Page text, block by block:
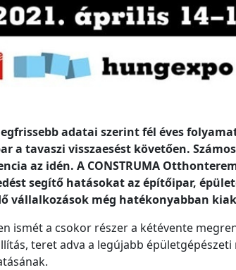
adatai szerint fél éves
a tavaszi visszaesést követően.
az idén. A CONSTRUMA
segítő hatásokat az építőipar,
vállalkozások még hatékonyabban
ismét a csokor részer a kétévente
teret adva a legújabb